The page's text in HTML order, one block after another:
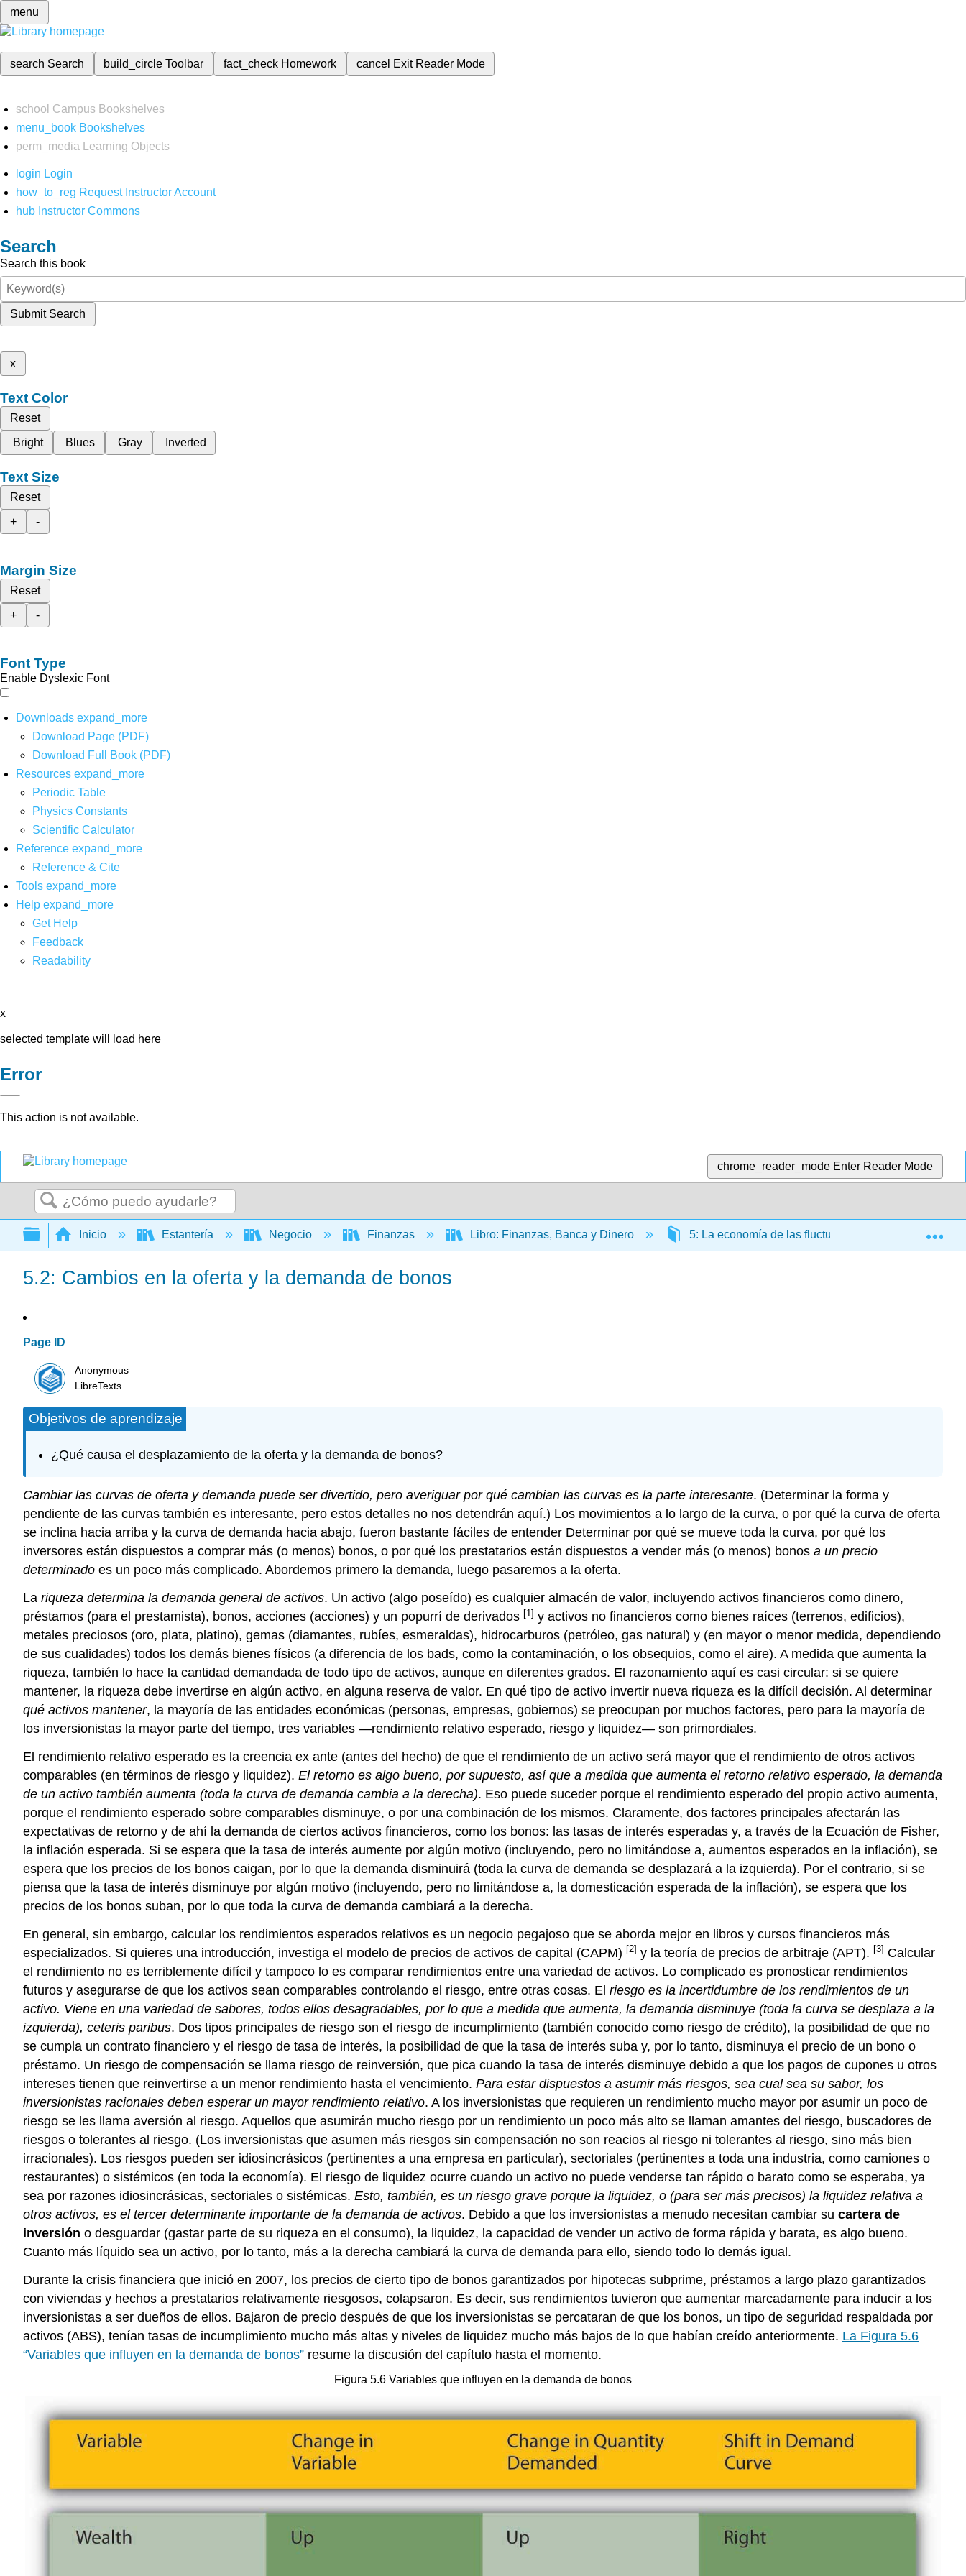
menu
search Search build_circleToolbar fact_check Homework cancel Exit Reader Mode
school Campus Bookshelves
menu_book Bookshelves
perm_media
Learning Objects
login Login
how_to_reg Request Instructor Account
hub Instructor Commons
Search
Search this book
Submit Search
x
Text Color
Reset
Bright
Blues Gray Inverted
Text Size
Reset
+
-
Margin Size
Reset
+
-
Font Type
Enable Dyslexic Font
Downloads expand_more
Download Page (PDF)
Download Full Book (PDF)
Resources expand_more
Periodic Table
Physics Constants
Scientific Calculator
Reference expand_more
Reference & Cite
Tools expand_more
Help expand_more
Get Help
Feedback
Readability
x
selected template will load here
Error
This action is not available.
chrome_reader_mode Enter Reader Mode
Buscar
Expandir/contraer jerarquía global
Inicio Estantería Negocio Finanzas Libro: Finanzas, Banca y Dinero 5: La economía de las fluctuaciones de las tasas de
5.2: Cambios en la oferta y la demanda de bonos
Page ID
Anonymous
LibreTexts
Objetivos de aprendizaje
¿Qué causa el desplazamiento de la oferta y la demanda de bonos?
Cambiar las curvas de oferta y demanda puede ser divertido, pero averiguar por qué cambian las curvas es la parte interesante. (Determinar la forma y
pendiente de las curvas también es interesante, pero estos detalles no nos detendrán aquí.) Los movimientos a lo largo de la curva, o por qué la curva de oferta
se inclina hacia arriba y la curva de demanda hacia abajo, fueron bastante fáciles de entender Determinar por qué se mueve toda la curva, por qué los
inversores están dispuestos a comprar más (o menos) bonos, o por qué los prestatarios están dispuestos a vender más (o menos) bonos a un precio
determinado es un poco más complicado. Abordemos primero la demanda, luego pasaremos a la oferta.
La riqueza determina la demanda general de activos. Un activo (algo poseído) es cualquier almacén de valor, incluyendo activos financieros como dinero,
préstamos (para el prestamista), bonos, acciones (acciones) y un popurrí de derivados [1] y activos no financieros como bienes raíces (terrenos, edificios),
metales preciosos (oro, plata, platino), gemas (diamantes, rubíes, esmeraldas), hidrocarburos (petróleo, gas natural) y (en mayor o menor medida, dependiendo
de sus cualidades) todos los demás bienes físicos (a diferencia de los bads, como la contaminación, o los obsequios, como el aire). A medida que aumenta la
riqueza, también lo hace la cantidad demandada de todo tipo de activos, aunque en diferentes grados. El razonamiento aquí es casi circular: si se quiere
mantener, la riqueza debe invertirse en algún activo, en alguna reserva de valor. En qué tipo de activo invertir nueva riqueza es la difícil decisión. Al determinar
qué activos mantener, la mayoría de las entidades económicas (personas, empresas, gobiernos) se preocupan por muchos factores, pero para la mayoría de
los inversionistas la mayor parte del tiempo, tres variables —rendimiento relativo esperado, riesgo y liquidez— son primordiales.
El rendimiento relativo esperado es la creencia ex ante (antes del hecho) de que el rendimiento de un activo será mayor que el rendimiento de otros activos
comparables (en términos de riesgo y liquidez). El retorno es algo bueno, por supuesto, así que a medida que aumenta el retorno relativo esperado, la demanda
de un activo también aumenta (toda la curva de demanda cambia a la derecha). Eso puede suceder porque el rendimiento esperado del propio activo aumenta,
porque el rendimiento esperado sobre comparables disminuye, o por una combinación de los mismos. Claramente, dos factores principales afectarán las
expectativas de retorno y de ahí la demanda de ciertos activos financieros, como los bonos: las tasas de interés esperadas y, a través de la Ecuación de Fisher,
la inflación esperada. Si se espera que la tasa de interés aumente por algún motivo (incluyendo, pero no limitándose a, aumentos esperados en la inflación), se
espera que los precios de los bonos caigan, por lo que la demanda disminuirá (toda la curva de demanda se desplazará a la izquierda). Por el contrario, si se
piensa que la tasa de interés disminuye por algún motivo (incluyendo, pero no limitándose a, la domesticación esperada de la inflación), se espera que los
precios de los bonos suban, por lo que toda la curva de demanda cambiará a la derecha.
En general, sin embargo, calcular los rendimientos esperados relativos es un negocio pegajoso que se aborda mejor en libros y cursos financieros más
especializados. Si quieres una introducción, investiga el modelo de precios de activos de capital (CAPM) [2] y la teoría de precios de arbitraje (APT). [3] Calcular
el rendimiento no es terriblemente difícil y tampoco lo es comparar rendimientos entre una variedad de activos. Lo complicado es pronosticar rendimientos
futuros y asegurarse de que los activos sean comparables controlando el riesgo, entre otras cosas. El riesgo es la incertidumbre de los rendimientos de un
activo. Viene en una variedad de sabores, todos ellos desagradables, por lo que a medida que aumenta, la demanda disminuye (toda la curva se desplaza a la
izquierda), ceteris paribus. Dos tipos principales de riesgo son el riesgo de incumplimiento (también conocido como riesgo de crédito), la posibilidad de que no
se cumpla un contrato financiero y el riesgo de tasa de interés, la posibilidad de que la tasa de interés suba y, por lo tanto, disminuya el precio de un bono o
préstamo. Un riesgo de compensación se llama riesgo de reinversión, que pica cuando la tasa de interés disminuye debido a que los pagos de cupones u otros
intereses tienen que reinvertirse a un menor rendimiento hasta el vencimiento. Para estar dispuestos a asumir más riesgos, sea cual sea su sabor, los
inversionistas racionales deben esperar un mayor rendimiento relativo. A los inversionistas que requieren un rendimiento mucho mayor por asumir un poco de
riesgo se les llama aversión al riesgo. Aquellos que asumirán mucho riesgo por un rendimiento un poco más alto se llaman amantes del riesgo, buscadores de
riesgos o tolerantes al riesgo. (Los inversionistas que asumen más riesgos sin compensación no son reacios al riesgo ni tolerantes al riesgo, sino más bien
irracionales). Los riesgos pueden ser idiosincrásicos (pertinentes a una empresa en particular), sectoriales (pertinentes a toda una industria, como camiones o
restaurantes) o sistémicos (en toda la economía). El riesgo de liquidez ocurre cuando un activo no puede venderse tan rápido o barato como se esperaba, ya
sea por razones idiosincrásicas, sectoriales o sistémicas. Esto, también, es un riesgo grave porque la liquidez, o (para ser más precisos) la liquidez relativa a
otros activos, es el tercer determinante importante de la demanda de activos. Debido a que los inversionistas a menudo necesitan cambiar su cartera de
inversión o desguardar (gastar parte de su riqueza en el consumo), la liquidez, la capacidad de vender un activo de forma rápida y barata, es algo bueno.
Cuanto más líquido sea un activo, por lo tanto, más a la derecha cambiará la curva de demanda para ello, siendo todo lo demás igual.
Durante la crisis financiera que inició en 2007, los precios de cierto tipo de bonos garantizados por hipotecas subprime, préstamos a largo plazo garantizados
con viviendas y hechos a prestatarios relativamente riesgosos, colapsaron. Es decir, sus rendimientos tuvieron que aumentar marcadamente para inducir a los
inversionistas a ser dueños de ellos. Bajaron de precio después de que los inversionistas se percataran de que los bonos, un tipo de seguridad respaldada por
activos (ABS), tenían tasas de incumplimiento mucho más altas y niveles de liquidez mucho más bajos de lo que habían creído anteriormente. La Figura 5.6
“Variables que influyen en la demanda de bonos” resume la discusión del capítulo hasta el momento.
Figura 5.6 Variables que influyen en la demanda de bonos